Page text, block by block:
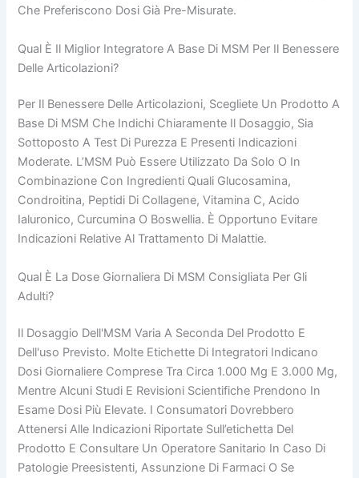
Che Preferiscono Dosi Già Pre-Misurate.
Qual È Il Miglior Integratore A Base Di MSM Per Il Benessere
Delle Articolazioni?
Per Il Benessere Delle Articolazioni, Scegliete Un Prodotto A
Base Di MSM Che Indichi Chiaramente Il Dosaggio, Sia
Sottoposto A Test Di Purezza E Presenti Indicazioni
Moderate. L’MSM Può Essere Utilizzato Da Solo O In
Combinazione Con Ingredienti Quali Glucosamina,
Condroitina, Peptidi Di Collagene, Vitamina C, Acido
Ialuronico, Curcumina O Boswellia. È Opportuno Evitare
Indicazioni Relative Al Trattamento Di Malattie.
Qual È La Dose Giornaliera Di MSM Consigliata Per Gli
Adulti?
Il Dosaggio Dell'MSM Varia A Seconda Del Prodotto E
Dell'uso Previsto. Molte Etichette Di Integratori Indicano
Dosi Giornaliere Comprese Tra Circa 1.000 Mg E 3.000 Mg,
Mentre Alcuni Studi E Revisioni Scientifiche Prendono In
Esame Dosi Più Elevate. I Consumatori Dovrebbero
Attenersi Alle Indicazioni Riportate Sull’etichetta Del
Prodotto E Consultare Un Operatore Sanitario In Caso Di
Patologie Preesistenti, Assunzione Di Farmaci O Se